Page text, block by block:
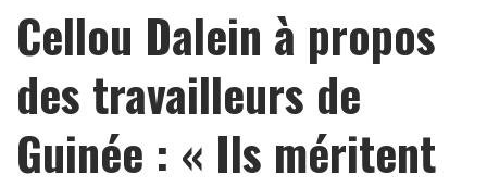
Cellou Dalein à propos
des travailleurs de
Guinée : « Ils méritent